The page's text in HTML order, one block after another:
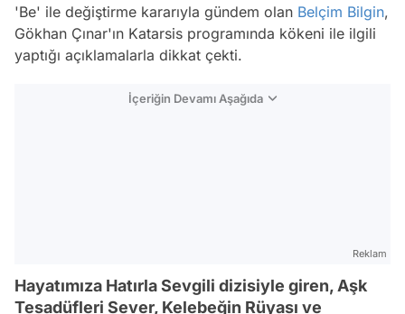
'Be' ile değiştirme kararıyla gündem olan Belçim Bilgin,
Gökhan Çınar'ın Katarsis programında kökeni ile ilgili
yaptığı açıklamalarla dikkat çekti.
İçeriğin Devamı Aşağıda
Reklam
Hayatımıza Hatırla Sevgili dizisiyle giren, Aşk
Tesadüfleri Sever, Kelebeğin Rüyası ve